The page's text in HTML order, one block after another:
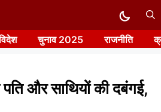
चुनाव 2025 राजनीति
पति और साथियों की दबंगई,